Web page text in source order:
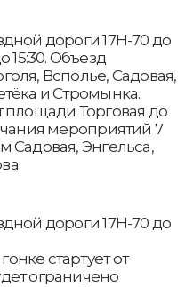
дороги 17Н-70 до
15:30. Объезд
Всполье, Садовая,
и Стромынка.
площади Торговая до
мероприятий 7
Садовая, Энгельса,
дороги 17Н-70 до
стартует от
ограничено